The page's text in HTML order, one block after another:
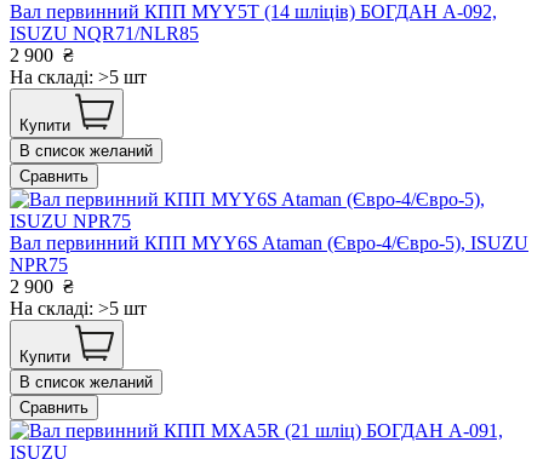
Вал первинний КПП MYY5T (14 шліців) БОГДАН А-092,
ISUZU NQR71/NLR85
2 900 ₴
На складі: >5 шт
Купити
В список желаний
Сравнить
Вал первинний КПП MYY6S Ataman (Євро-4/Євро-5), ISUZU
NPR75
2 900 ₴
На складі: >5 шт
Купити
В список желаний
Сравнить